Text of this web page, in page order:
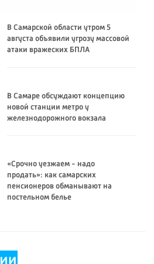
В Самарской области утром 5
августа объявили угрозу массовой
атаки вражеских БПЛА
В Самаре обсуждают концепцию
новой станции метро у
железнодорожного вокзала
«Срочно уезжаем - надо
продать»: как самарских
пенсионеров обманывают на
постельном белье